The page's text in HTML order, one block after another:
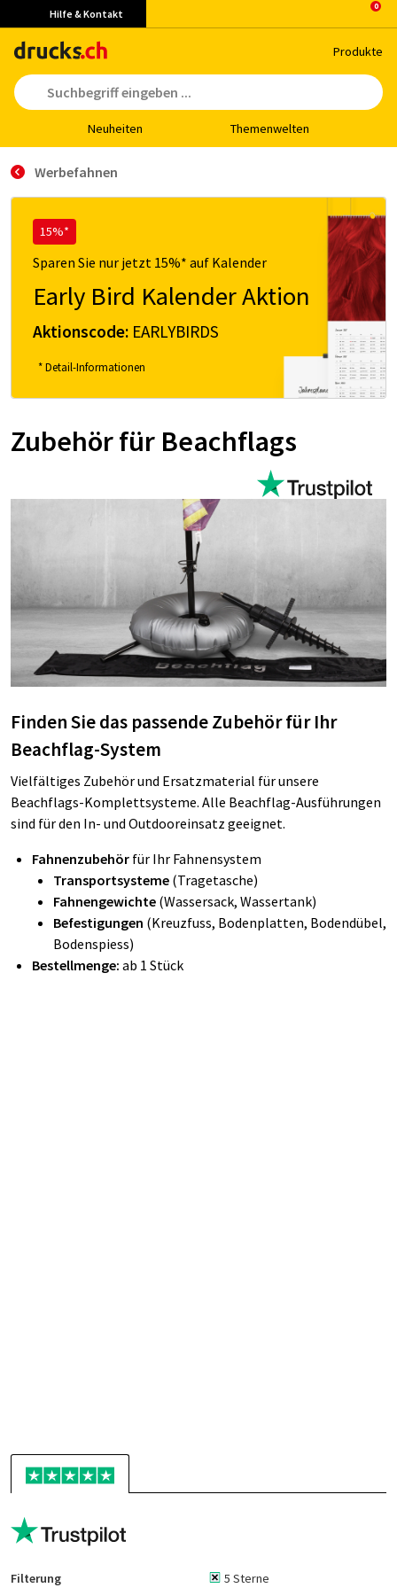
Hilfe & Kontakt
Pro­duk­te
Neu­hei­ten The­men­wel­ten
Werbefahnen
15%*
Sparen Sie nur jetzt 15%* auf Kalender
Early Bird Kalender Aktion
Aktionscode: EARLYBIRDS
* Detail-Informationen
Zubehör für Beachflags
Finden Sie das passende Zubehör für Ihr
Beachflag-System
Vielfältiges Zubehör und Ersatzmaterial für unsere
Beachflags-Komplettsysteme. Alle Beachflag-Ausführungen
sind für den In- und Outdooreinsatz geeignet.
Fahnenzubehör für Ihr Fahnensystem
Transportsysteme (Tragetasche)
Fahnengewichte (Wassersack, Wassertank)
Befestigungen (Kreuzfuss, Bodenplatten, Bodendübel,
Bodenspiess)
Bestellmenge: ab 1 Stück
Filterung 5 Sterne